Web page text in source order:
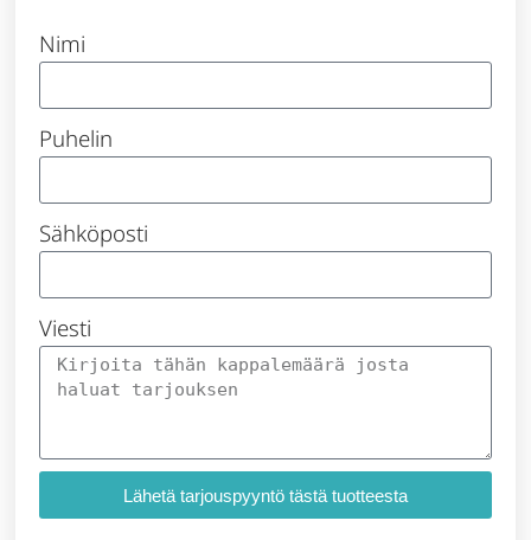
Nimi
Puhelin
Sähköposti
Viesti
Lähetä tarjouspyyntö tästä tuotteesta